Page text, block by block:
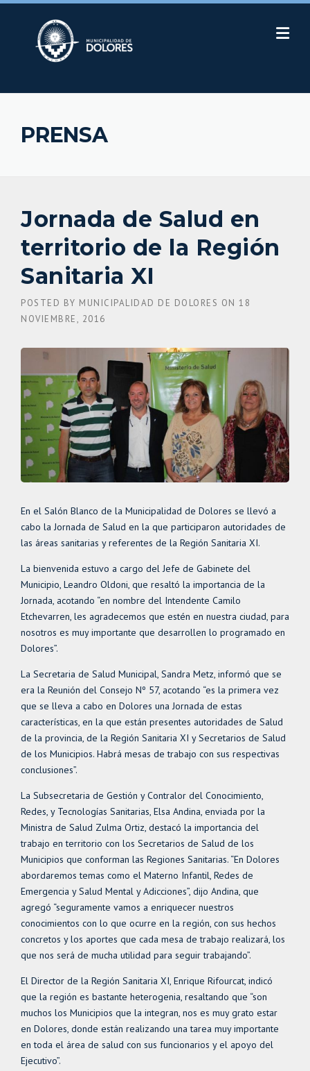
Skip
PRENSA
Jornada de Salud en
territorio de la Región
Sanitaria XI
POSTED BY MUNICIPALIDAD DE DOLORES ON 18
NOVIEMBRE, 2016
En el Salón Blanco de la Municipalidad de Dolores se llevó a
cabo la Jornada de Salud en la que participaron autoridades de
las áreas sanitarias y referentes de la Región Sanitaria XI.
La bienvenida estuvo a cargo del Jefe de Gabinete del
Municipio, Leandro Oldoni, que resaltó la importancia de la
Jornada, acotando “en nombre del Intendente Camilo
Etchevarren, les agradecemos que estén en nuestra ciudad, para
nosotros es muy importante que desarrollen lo programado en
Dolores”.
La Secretaria de Salud Municipal, Sandra Metz, informó que se
era la Reunión del Consejo Nº 57, acotando “es la primera vez
que se lleva a cabo en Dolores una Jornada de estas
características, en la que están presentes autoridades de Salud
de la provincia, de la Región Sanitaria XI y Secretarios de Salud
de los Municipios. Habrá mesas de trabajo con sus respectivas
conclusiones”.
La Subsecretaria de Gestión y Contralor del Conocimiento,
Redes, y Tecnologías Sanitarias, Elsa Andina, enviada por la
Ministra de Salud Zulma Ortiz, destacó la importancia del
trabajo en territorio con los Secretarios de Salud de los
Municipios que conforman las Regiones Sanitarias. “En Dolores
abordaremos temas como el Materno Infantil, Redes de
Emergencia y Salud Mental y Adicciones”, dijo Andina, que
agregó “seguramente vamos a enriquecer nuestros
conocimientos con lo que ocurre en la región, con sus hechos
concretos y los aportes que cada mesa de trabajo realizará, los
que nos será de mucha utilidad para seguir trabajando”.
El Director de la Región Sanitaria XI, Enrique Rifourcat, indicó
que la región es bastante heterogenia, resaltando que “son
muchos los Municipios que la integran, nos es muy grato estar
en Dolores, donde están realizando una tarea muy importante
en toda el área de salud con sus funcionarios y el apoyo del
Ejecutivo”.